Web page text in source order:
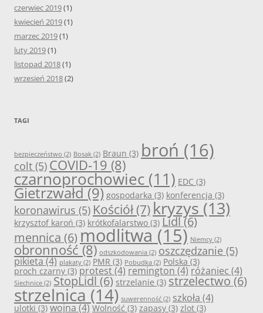
czerwiec 2019(1)
kwiecień 2019(1)
marzec 2019(1)
luty 2019(1)
listopad 2018(1)
wrzesień 2018(2)
TAGI
bezpieczeństwo (2) Bosak (2) Braun (3) broń (16)
colt (5) COVID-19 (8)
czarnoprochowiec (11) EDC (3)
Gietrzwałd(9) gospodarka (3) konferencja (3)
koronawirus (5) Kościół(7) kryzys (13)
krzysztof karoń (3) krótkofalarstwo (3) Lidl(6)
mennica (6)modlitwa(15) Niemcy (2)
obronność(8) odszkodowania (2) oszczędzanie (5)
pikieta(4) plakaty (2) PMR (3) Pobudka (2) Polska (3)
proch czarny (3) protest(4)remington(4) różaniec (4)
Siechnice (2) StopLidl(6) strzelanie (3) strzelectwo(6)
strzelnica (14) suwerenność (2) szkoła (4)
ulotki (3) wojna(4) Wolność (3) zapasy (3) zlot (3)